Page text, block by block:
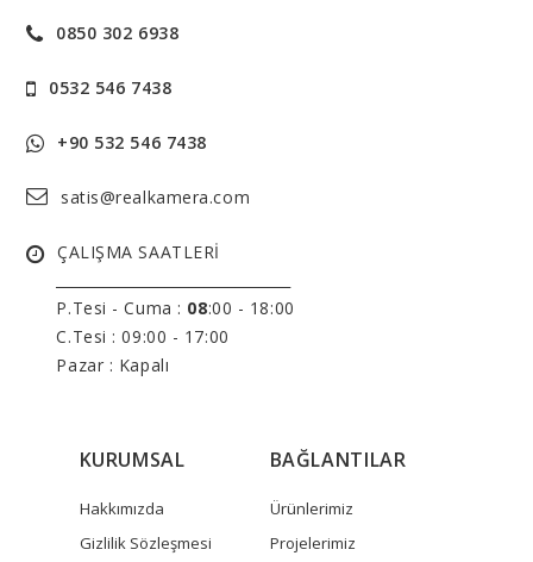
0850 302 6938
0532 546 7438
+90 532 546 7438
satis@realkamera.com
ÇALIŞMA SAATLERİ
P.Tesi - Cuma : 08:00 - 18:00
C.Tesi : 09:00 - 17:00
Pazar : Kapalı
KURUMSAL
Hakkımızda
Gizlilik Sözleşmesi
BAĞLANTILAR
Ürünlerimiz
Projelerimiz